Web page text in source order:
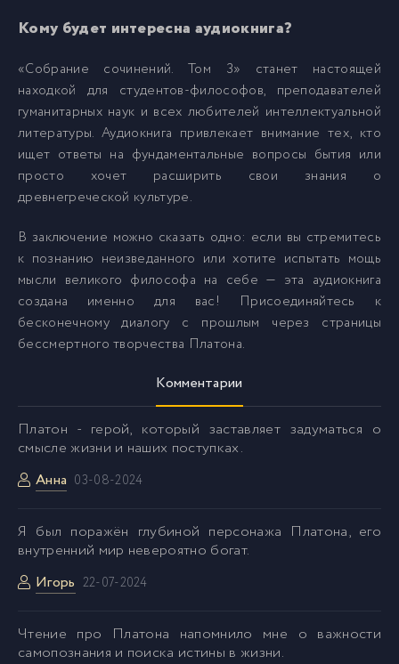
30 030
31 031
32
33 033
034
36 036
37 037
38 038
39 039
40 040
Кому будет интересна аудиокнига?
«Собрание сочинений. Том 3» станет настоящей
находкой для студентов-философов, преподавателей
гуманитарных наук и всех любителей интеллектуальной
литературы. Аудиокнига привлекает внимание тех, кто
ищет ответы на фундаментальные вопросы бытия или
просто хочет расширить свои знания о
древнегреческой культуре.
В заключение можно сказать одно: если вы стремитесь
к познанию неизведанного или хотите испытать мощь
мысли великого философа на себе — эта аудиокнига
создана именно для вас! Присоединяйтесь к
бесконечному диалогу с прошлым через страницы
бессмертного творчества Платона.
Комментарии
Платон - герой, который заставляет задуматься о
смысле жизни и наших поступках.
Анна 03-08-2024
Я был поражён глубиной персонажа Платона, его
внутренний мир невероятно богат.
Игорь 22-07-2024
Чтение про Платона напомнило мне о важности
самопознания и поиска истины в жизни.